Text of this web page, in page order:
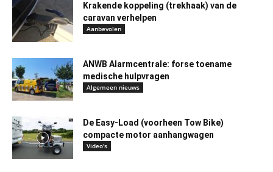
Krakende koppeling (trekhaak) van de
caravan verhelpen
Aanbevolen
ANWB Alarmcentrale: forse toename
medische hulpvragen
Algemeen nieuws
De Easy-Load (voorheen Tow Bike)
compacte motor aanhangwagen
Video's